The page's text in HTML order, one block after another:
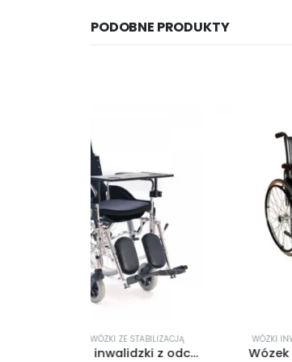
PODOBNE PRODUKTY
WÓZKI INWALIDZKIE WÓZKI STALOWE
Wózek inwalidzki AT52312